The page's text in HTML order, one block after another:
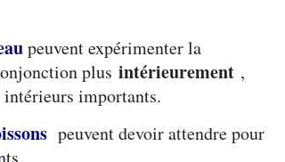
peuvent expérimenter la
plus intérieurement ,
intérieurs importants.
peuvent devoir attendre pour